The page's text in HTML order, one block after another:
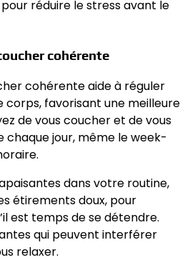
réduire le stress avant le
cohérente
cohérente aide à réguler
corps, favorisant une meilleure
de vous coucher et de vous
chaque jour, même le week-
dans votre routine,
étirements doux, pour
est temps de se détendre.
qui peuvent interférer
relaxer.